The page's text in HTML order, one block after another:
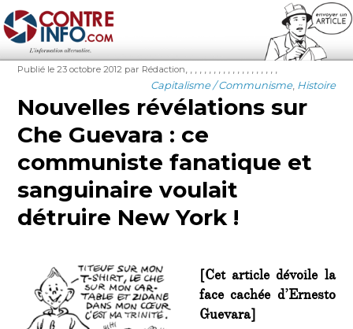
Contre-Info
Publié
Publié le 23 octobre 2012 Auteur
par Rédaction
Catégories
Capitalisme / Communisme, Histoire
Nouvelles révélations sur
Che Guevara : ce
communiste fanatique et
sanguinaire voulait
détruire New York !
[Cet article dévoile la
face cachée d’Ernesto
Guevara]